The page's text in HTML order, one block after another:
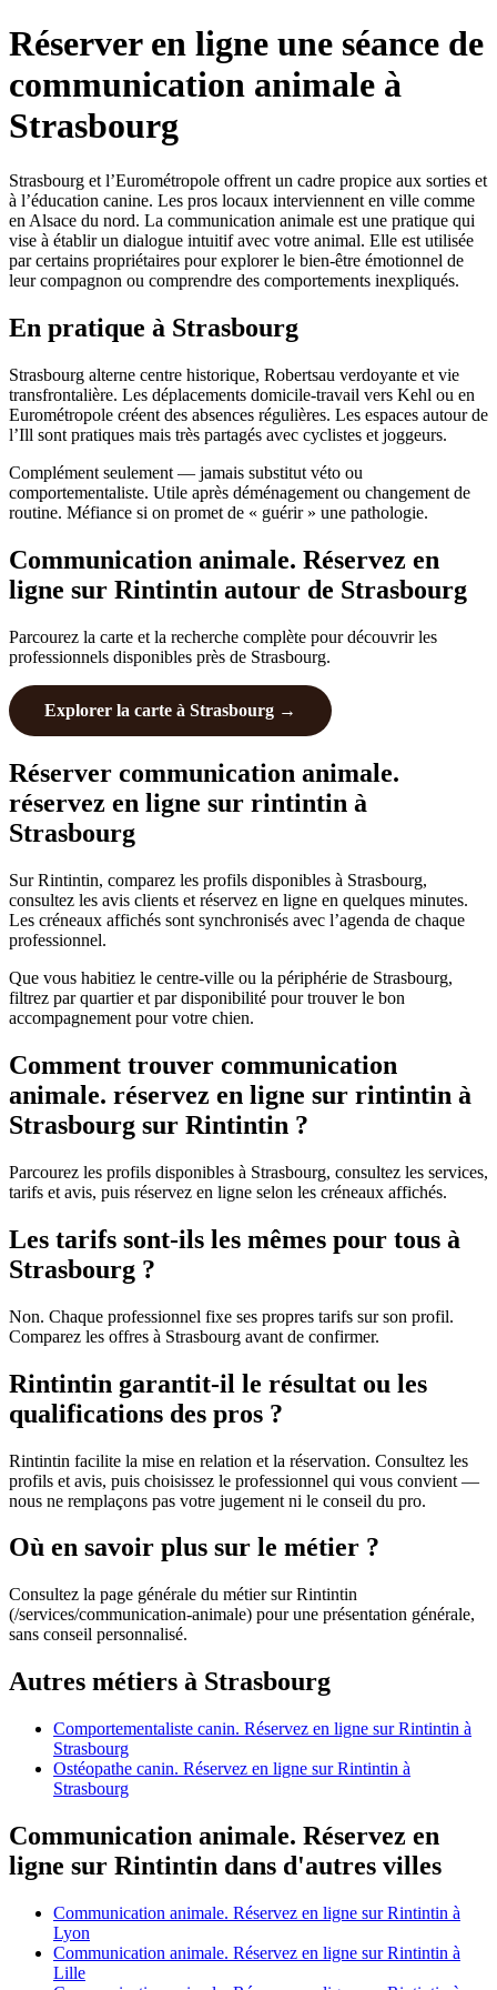
Réserver en ligne une séance de
communication animale à
Strasbourg
Strasbourg et l’Eurométropole offrent un cadre propice aux sorties et
à l’éducation canine. Les pros locaux interviennent en ville comme
en Alsace du nord. La communication animale est une pratique qui
vise à établir un dialogue intuitif avec votre animal. Elle est utilisée
par certains propriétaires pour explorer le bien-être émotionnel de
leur compagnon ou comprendre des comportements inexpliqués.
En pratique à Strasbourg
Strasbourg alterne centre historique, Robertsau verdoyante et vie
transfrontalière. Les déplacements domicile-travail vers Kehl ou en
Eurométropole créent des absences régulières. Les espaces autour de
l’Ill sont pratiques mais très partagés avec cyclistes et joggeurs.
Complément seulement — jamais substitut véto ou
comportementaliste. Utile après déménagement ou changement de
routine. Méfiance si on promet de « guérir » une pathologie.
Communication animale. Réservez en
ligne sur Rintintin autour de Strasbourg
Parcourez la carte et la recherche complète pour découvrir les
professionnels disponibles près de Strasbourg.
Explorer la carte à Strasbourg →
Réserver communication animale.
réservez en ligne sur rintintin à
Strasbourg
Sur Rintintin, comparez les profils disponibles à Strasbourg,
consultez les avis clients et réservez en ligne en quelques minutes.
Les créneaux affichés sont synchronisés avec l’agenda de chaque
professionnel.
Que vous habitiez le centre-ville ou la périphérie de Strasbourg,
filtrez par quartier et par disponibilité pour trouver le bon
accompagnement pour votre chien.
Comment trouver communication
animale. réservez en ligne sur rintintin à
Strasbourg sur Rintintin ?
Parcourez les profils disponibles à Strasbourg, consultez les services,
tarifs et avis, puis réservez en ligne selon les créneaux affichés.
Les tarifs sont-ils les mêmes pour tous à
Strasbourg ?
Non. Chaque professionnel fixe ses propres tarifs sur son profil.
Comparez les offres à Strasbourg avant de confirmer.
Rintintin garantit-il le résultat ou les
qualifications des pros ?
Rintintin facilite la mise en relation et la réservation. Consultez les
profils et avis, puis choisissez le professionnel qui vous convient —
nous ne remplaçons pas votre jugement ni le conseil du pro.
Où en savoir plus sur le métier ?
Consultez la page générale du métier sur Rintintin
(/services/communication-animale) pour une présentation générale,
sans conseil personnalisé.
Autres métiers à Strasbourg
Comportementaliste canin. Réservez en ligne sur Rintintin à
Strasbourg
Ostéopathe canin. Réservez en ligne sur Rintintin à
Strasbourg
Communication animale. Réservez en
ligne sur Rintintin dans d'autres villes
Communication animale. Réservez en ligne sur Rintintin à
Lyon
Communication animale. Réservez en ligne sur Rintintin à
Lille